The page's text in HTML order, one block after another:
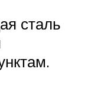
сталь